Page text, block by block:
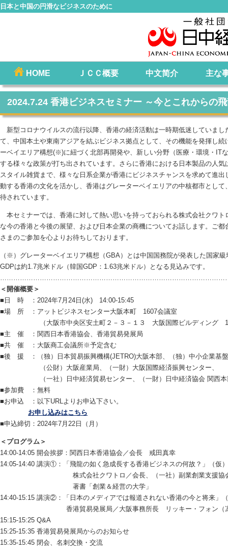
日本と中国の円滑なビジネスのために
メインメニュー
へ
移
動
HOME ＪＣＣ概要 中文简介 主な
2024.7.24 香港ビジネスセミナー ～今とこれからの
新型コロナウイルスの流行以降、香港の経済活動は一時期低迷していまし
て、中国本土や東南アジアを結ぶビジネス拠点として、その機能を発揮し
ーベイエリア構想(※)に紐づく北部再開発や、新しい分野（医療・環境・IT
する様々な政策が打ち出されています。さらに香港における日本製品の人
スタイル雑貨まで、様々な日系企業が香港にビジネスチャンスを求めて進
動する香港の文化を活かし、香港はグレーターベイエリアの中核都市とし
待されています。
本セミナーでは、香港に対して熱い思いを持っておられる株式会社クワト
な今の香港と今後の展望、および日本企業の商機についてお話します。ご
さまのご参加を心よりお待ちしております。
（※）グレーターベイエリア構想（GBA）とは中国国務院が発表した国家
GDPは約1.7兆米ドル（韓国GDP：1.63兆米ドル）となる見込みです。
＜開催概要＞
■日 時 ：2024年7月24日(水) 14:00-15:45
■場 所 ：アットビジネスセンター大阪本町 1607会議室
（大阪市中央区安土町２－３－１３ 大阪国際ビルディング
■主 催 ：関西日本香港協会、香港貿易発展局
■共 催 ：大阪商工会議所※予定含む
■後 援 ：（独）日本貿易振興機構(JETRO)大阪本部、（独）中小企業基
（公財）大阪産業局、（一財）大阪国際経済振興センター、
（一社）日中経済貿易センター、（一財）日中経済協会 関西
■参加費 ：無料
■お申込 ：以下URLよりお申込下さい。
お申し込みはこちら
■申込締切：2024年7月22日（月）
＜プログラム＞
14:00-14:05 開会挨拶：関西日本香港協会／会長 戒田真幸
14:05-14:40 講演①：「飛龍の如く急成長する香港ビジネスの何故？」（仮）
株式会社クワトロ／会長、（一社）副業創業支援協会
著書「創業＆経営の大学」
14:40-15:15 講演②：「日本のメディアでは報道されない香港の今と将来」
香港貿易発展局／大阪事務所長 リッキー・フォン（馮
15:15-15:25 Q&A
15:25-15:35 香港貿易発展局からのお知らせ
15:35-15:45 閉会、名刺交換・交流